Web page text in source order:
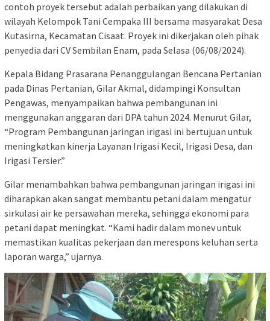
contoh proyek tersebut adalah perbaikan yang dilakukan di
wilayah Kelompok Tani Cempaka III bersama masyarakat Desa
Kutasirna, Kecamatan Cisaat. Proyek ini dikerjakan oleh pihak
penyedia dari CV Sembilan Enam, pada Selasa (06/08/2024).
Kepala Bidang Prasarana Penanggulangan Bencana Pertanian
pada Dinas Pertanian, Gilar Akmal, didampingi Konsultan
Pengawas, menyampaikan bahwa pembangunan ini
menggunakan anggaran dari DPA tahun 2024. Menurut Gilar,
“Program Pembangunan jaringan irigasi ini bertujuan untuk
meningkatkan kinerja Layanan Irigasi Kecil, Irigasi Desa, dan
Irigasi Tersier.”
Gilar menambahkan bahwa pembangunan jaringan irigasi ini
diharapkan akan sangat membantu petani dalam mengatur
sirkulasi air ke persawahan mereka, sehingga ekonomi para
petani dapat meningkat. “Kami hadir dalam monev untuk
memastikan kualitas pekerjaan dan merespons keluhan serta
laporan warga,” ujarnya.